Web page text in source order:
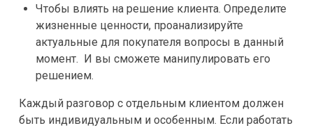
Чтобы влиять на решение клиента. Определите
жизненные ценности, проанализируйте
актуальные для покупателя вопросы в данный
момент. И вы сможете манипулировать его
решением.
Каждый разговор с отдельным клиентом должен
быть индивидуальным и особенным. Если работать